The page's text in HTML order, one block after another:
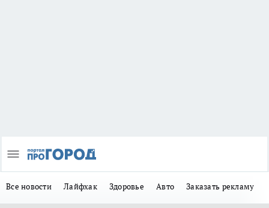
Все новости Лайфхак Здоровье Авто Заказать рекламу